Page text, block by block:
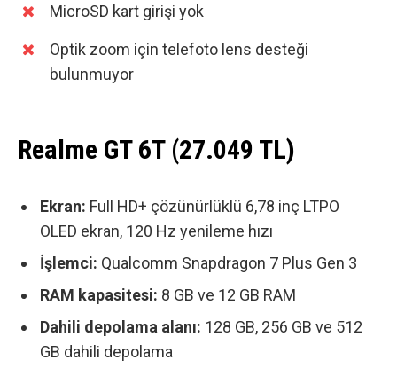
MicroSD kart girişi yok
Optik zoom için telefoto lens desteği
bulunmuyor
Realme GT 6T (27.049 TL)
Ekran: Full HD+ çözünürlüklü 6,78 inç LTPO
OLED ekran, 120 Hz yenileme hızı
İşlemci: Qualcomm Snapdragon 7 Plus Gen 3
RAM kapasitesi: 8 GB ve 12 GB RAM
Dahili depolama alanı: 128 GB, 256 GB ve 512
GB dahili depolama